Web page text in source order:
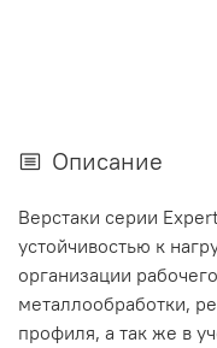
Описание
Верстаки серии
устойчивостью к
организации
металлообработки,
профиля, а так же в